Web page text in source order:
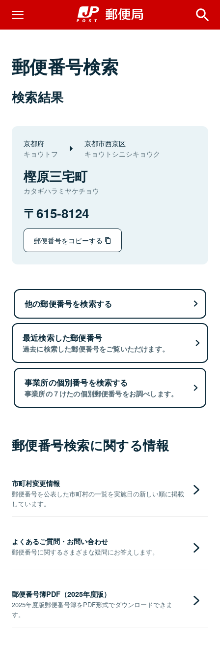
郵便番号検索
検索結果
京都府
キョウトフ
京都市西京区
キョウトシニシキョウク
樫原三宅町
カタギハラミヤケチョウ
615-8124
郵便番号をコピーする
他の郵便番号を検索する
最近検索した郵便番号
過去に検索した郵便番号をご覧いただけます。
事業所の個別番号を検索する
事業所の７けたの個別郵便番号をお調べします。
郵便番号検索に関する情報
市町村変更情報
郵便番号を公表した市町村の一覧を実施日の新しい順に掲載
しています。
よくあるご質問・お問い合わせ
郵便番号に関するさまざまな疑問にお答えします。
郵便番号簿PDF（2025年度版）
2025年度版郵便番号簿をPDF形式でダウンロードできま
す。